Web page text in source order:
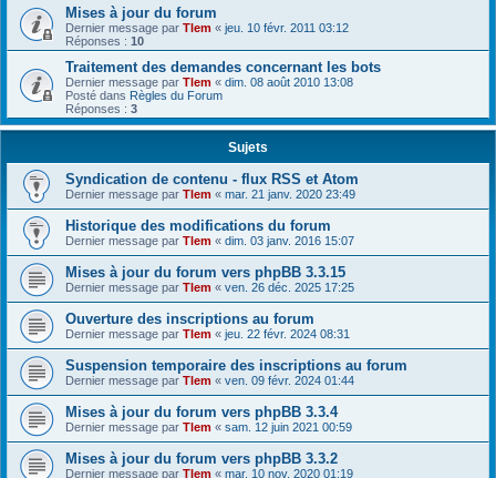
Mises à jour du forum
Dernier message par Tlem « jeu. 10 févr. 2011 03:12
Réponses : 10
Traitement des demandes concernant les bots
Dernier message par Tlem « dim. 08 août 2010 13:08
Posté dans Règles du Forum
Réponses : 3
Sujets
Syndication de contenu - flux RSS et Atom
Dernier message par Tlem « mar. 21 janv. 2020 23:49
Historique des modifications du forum
Dernier message par Tlem « dim. 03 janv. 2016 15:07
Mises à jour du forum vers phpBB 3.3.15
Dernier message par Tlem « ven. 26 déc. 2025 17:25
Ouverture des inscriptions au forum
Dernier message par Tlem « jeu. 22 févr. 2024 08:31
Suspension temporaire des inscriptions au forum
Dernier message par Tlem « ven. 09 févr. 2024 01:44
Mises à jour du forum vers phpBB 3.3.4
Dernier message par Tlem « sam. 12 juin 2021 00:59
Mises à jour du forum vers phpBB 3.3.2
Dernier message par Tlem « mar. 10 nov. 2020 01:19